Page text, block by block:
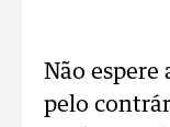
Não espere
pelo